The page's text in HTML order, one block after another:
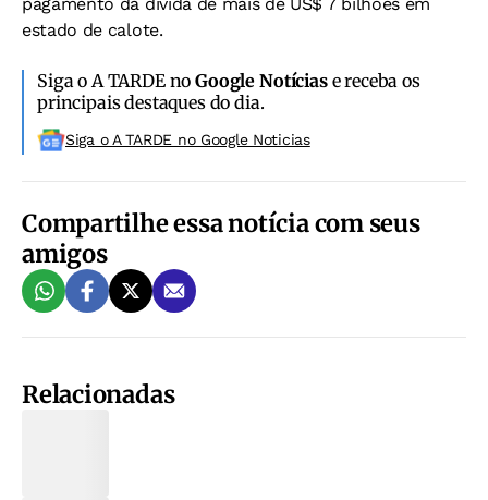
estado de calote.
Siga o A TARDE noGoogle Notíciase receba os
principais destaques do dia.
Siga o A TARDE no Google Noticias
Compartilhe essa notícia com seus
amigos
Relacionadas